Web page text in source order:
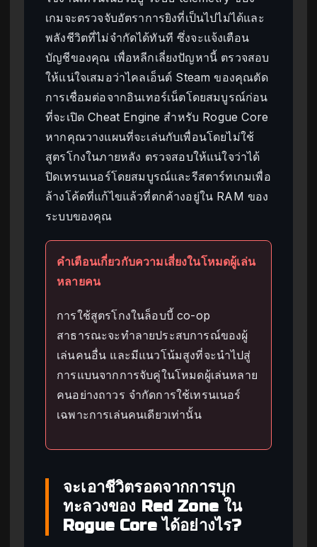
เกมจะตรวจจับอัตราการยิงที่เป็นไปไม่ได้และ
พลังชีวิตที่ไม่จำกัดได้ทันที ซึ่งจะแจ้งเตือน
บัญชีของคุณ เพื่อหลีกเลี่ยงปัญหานี้ ตรวจสอบ
ให้แน่ใจเสมอว่าไคลเอ็นต์ Steam ของคุณตัด
การเชื่อมต่อจากอินเทอร์เน็ตโดยสมบูรณ์ก่อน
ที่จะเปิด Cheat Engine สำหรับ Rogue Core
หากคุณวางแผนที่จะเล่นกับเพื่อนโดยไม่ใช้
สูตรโกงในภายหลัง ตรวจสอบให้แน่ใจว่าได้
ปิดเทรนเนอร์โดยสมบูรณ์และรีสตาร์ทเกมเพื่อ
ล้างโค้ดที่แก้ไขแล้วที่ตกค้างอยู่ใน RAM ของ
ระบบของคุณ
คำเตือนเกี่ยวกับความเสี่ยงในโหมดผู้เล่น
หลายคน
การใช้สูตรโกงในล็อบบี้ co-op
สาธารณะจะทำลายประสบการณ์ของผู้
เล่นคนอื่น และมีแนวโน้มสูงที่จะนำไปสู่
การแบนจากการจับคู่ในโหมดผู้เล่นหลาย
คนอย่างถาวร จำกัดการใช้เทรนเนอร์
เฉพาะการเล่นคนเดียวเท่านั้น
จะเอาชีวิตรอดจากการบุก
ทะลวงของ Red Zone ใน
Rogue Core ได้อย่างไร?